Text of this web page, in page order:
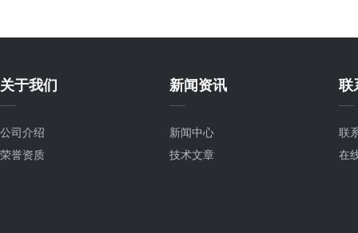
关于我们
公司介绍
荣誉资质
新闻资讯
新闻中心
技术文章
联
联
在